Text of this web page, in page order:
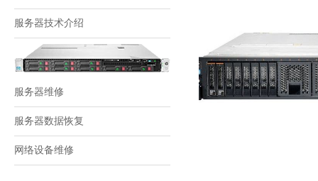
服务器技术介绍
服务器维修
服务器数据恢复
网络设备维修